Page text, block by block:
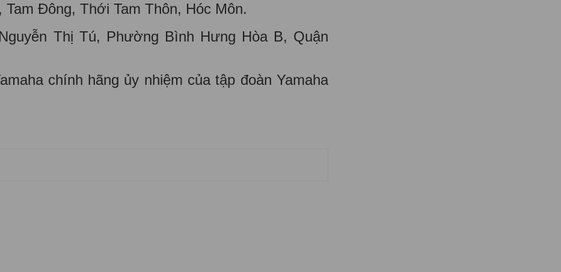
Đông, Thới Tam Thôn, Hóc Môn.
Thị Tú, Phường Bình Hưng Hòa B, Quận
chính hãng ủy nhiệm của tập đoàn Yamaha